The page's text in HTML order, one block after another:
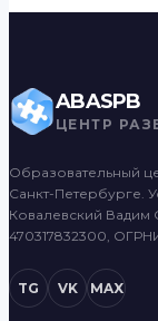
ABASPB
ЦЕНТР
Образовательный
Санкт-Петербурге.
Ковалевский Вадим
470317832300,
TG VK MAX